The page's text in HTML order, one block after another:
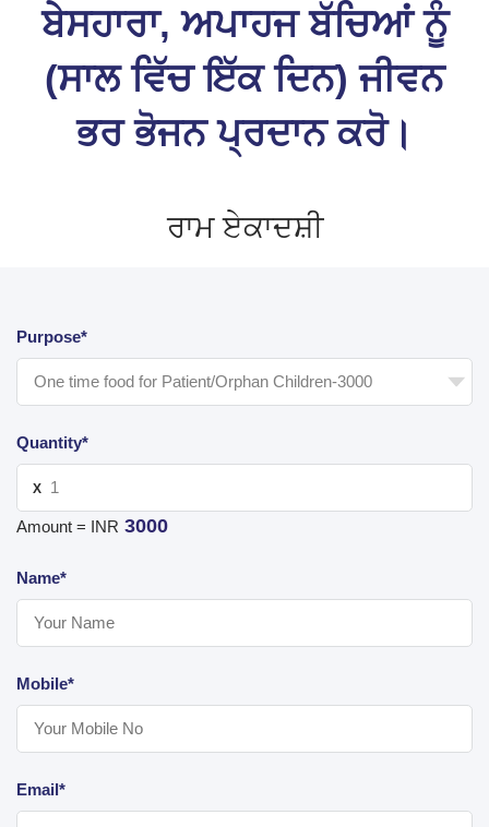
ਬੇਸਹਾਰਾ, ਅਪਾਹਜ ਬੱਚਿਆਂ ਨੂੰ
(ਸਾਲ ਵਿੱਚ ਇੱਕ ਦਿਨ) ਜੀਵਨ
ਭਰ ਭੋਜਨ ਪ੍ਰਦਾਨ ਕਰੋ।
ਰਾਮ ਏਕਾਦਸ਼ੀ
Purpose*
Quantity*
X
Amount = INR 3000
Name*
Mobile*
Email*